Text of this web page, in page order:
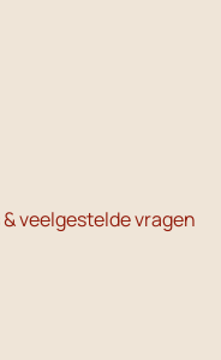
veelgestelde vragen